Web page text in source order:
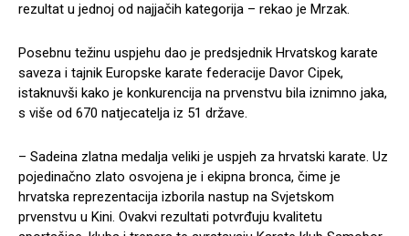
rezultat u jednoj od najjačih kategorija – rekao je Mrzak.
Posebnu težinu uspjehu dao je predsjednik Hrvatskog karate
saveza i tajnik Europske karate federacije Davor Cipek,
istaknuvši kako je konkurencija na prvenstvu bila iznimno jaka,
s više od 670 natjecatelja iz 51 države.
– Sadeina zlatna medalja veliki je uspjeh za hrvatski karate. Uz
pojedinačno zlato osvojena je i ekipna bronca, čime je
hrvatska reprezentacija izborila nastup na Svjetskom
prvenstvu u Kini. Ovakvi rezultati potvrđuju kvalitetu